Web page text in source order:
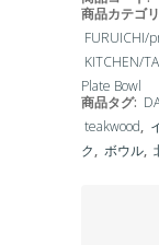
商品カテゴ
FURUICHI/
KITCHEN/
Plate Bowl
商品タグ:
teakwood,
ク, ボウル,